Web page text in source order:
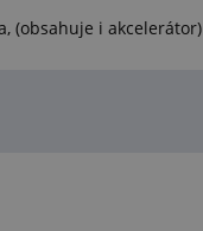
(obsahuje i akcelerátor)